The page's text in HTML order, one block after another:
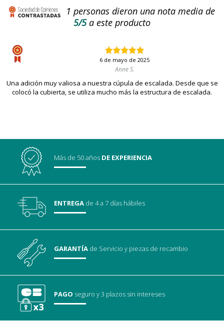
1 personas dieron una nota media de
5/5a este producto
6 de mayo de 2025
Anne S.
Una adición muy valiosa a nuestra cúpula de escalada. Desde que se
colocó la cubierta, se utiliza mucho más la estructura de escalada.
Más de 50 años DE EXPERIENCIA
ENTREGA de 4 a 7 días hábiles
GARANTÍA de Servicioy piezas de recambio
PAGO seguroy 3 plazos sin intereses